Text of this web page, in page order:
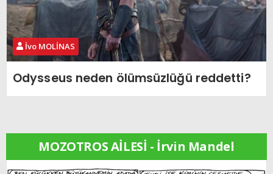
İvo MOLİNAS
Odysseus neden ölümsüzlüğü reddetti?
MOZOTROS AİLESİ - İrvin Mandel